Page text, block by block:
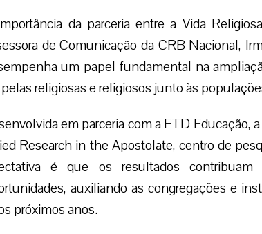
da parceria entre a Vida
de Comunicação da CRB Nacional,
um papel fundamental na
religiosas e religiosos junto às
em parceria com a FTD Educação,
Research in the Apostolate, centro de
é que os resultados contribuam
auxiliando as congregações e
próximos anos.